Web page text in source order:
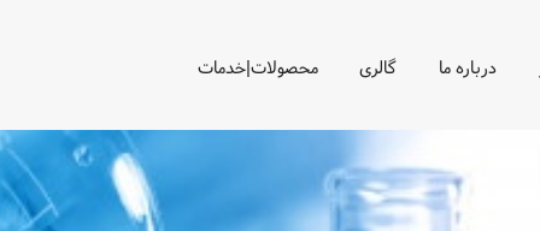
درباره ما گالری محصولات|خدمات